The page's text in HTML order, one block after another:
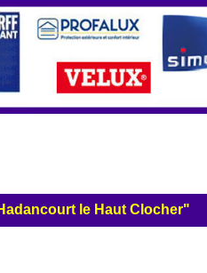
le Haut Clocher"